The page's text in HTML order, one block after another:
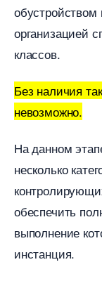
организацией
классов.
Без наличия
невозможно.
На данном
несколько
обеспечить
ыполнение
инстанция.